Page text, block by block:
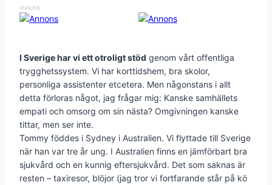
ANNONS
I Sverige har vi ett otroligt stöd genom vårt offentliga
trygghetssystem. Vi har korttidshem, bra skolor,
personliga assistenter etcetera. Men någonstans i allt
detta förloras något, jag frågar mig: Kanske samhällets
empati och omsorg om sin nästa? Omgivningen kanske
tittar, men ser inte.
Tommy föddes i Sydney i Australien. Vi flyttade till Sverige
när han var tre år ung. I Australien finns en jämförbart bra
sjukvård och en kunnig eftersjukvård. Det som saknas är
resten – taxiresor, blöjor (jag tror vi fortfarande står på kö